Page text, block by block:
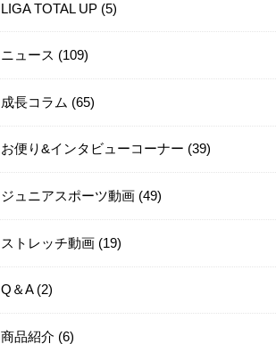
LIGA TOTAL UP (5)
ニュース (109)
成長コラム (65)
お便り&インタビューコーナー (39)
ジュニアスポーツ動画 (49)
ストレッチ動画 (19)
Q＆A (2)
商品紹介 (6)